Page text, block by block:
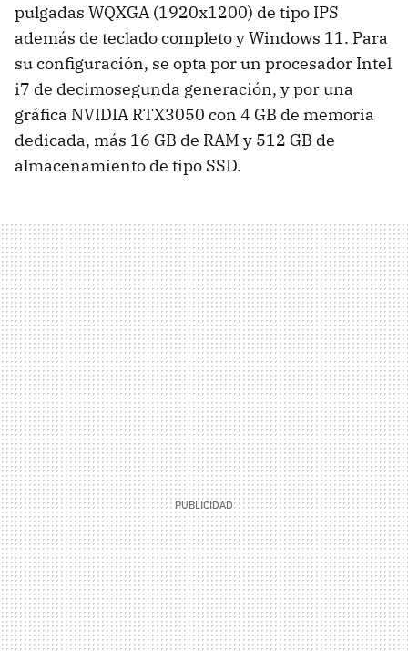
pulgadas WQXGA (1920x1200) de tipo IPS
además de teclado completo y Windows 11. Para
su configuración, se opta por un procesador Intel
i7 de decimosegunda generación, y por una
gráfica NVIDIA RTX3050 con 4 GB de memoria
dedicada, más 16 GB de RAM y 512 GB de
almacenamiento de tipo SSD.